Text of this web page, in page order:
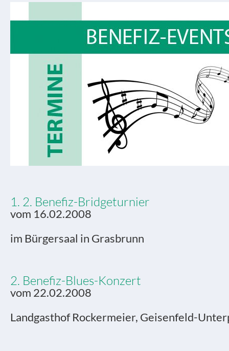
1. 2. Benefiz-Bridgeturnier
vom 16.02.2008
im Bürgersaal in Grasbrunn
2. Benefiz-Blues-Konzert
vom 22.02.2008
Landgasthof Rockermeier, Geisenfeld-